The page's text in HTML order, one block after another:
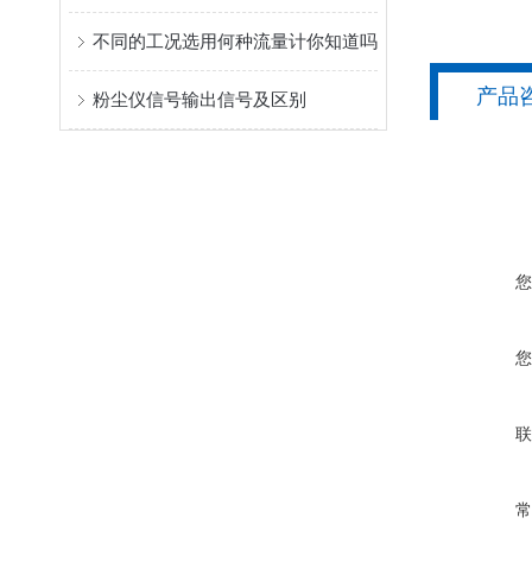
不同的工况选用何种流量计你知道吗
粉尘仪信号输出信号及区别 产品